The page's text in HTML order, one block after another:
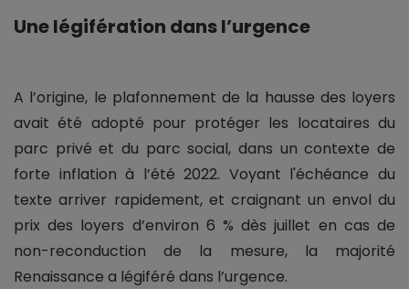
Une légifération dans l’urgence
A l’origine, le plafonnement de la hausse des loyers
avait été adopté pour protéger les locataires du
parc privé et du parc social, dans un contexte de
forte inflation à l’été 2022. Voyant l'échéance du
texte arriver rapidement, et craignant un envol du
prix des loyers d’environ 6 % dès juillet en cas de
non-reconduction de la mesure, la majorité
Renaissance a légiféré dans l’urgence.